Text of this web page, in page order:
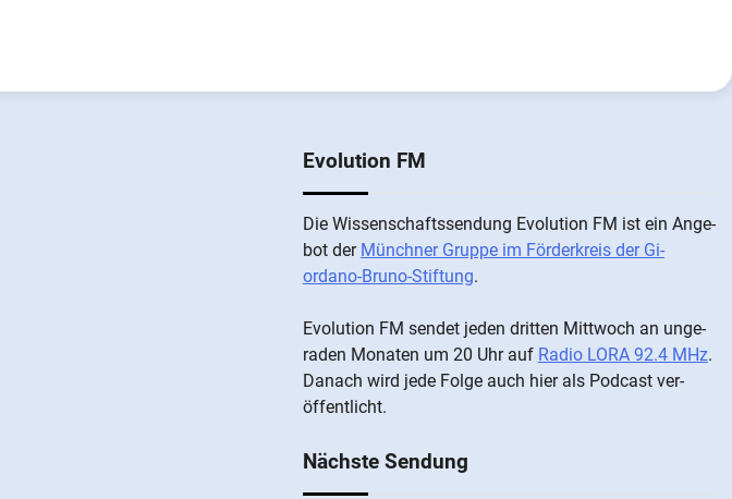
Evolution FM
Die Wis­sen­schafts­send­ung Evolution FM ist ein An­ge­
bot der Münch­ner Grup­pe im För­der­kreis der Gi­
ordano-Bruno-Stiftung.
Evolution FM sen­det je­den drit­ten Mitt­woch an un­ge­
ra­den Mo­nat­en um 20 Uhr auf Radio LORA 92.4 MHz.
Da­nach wird je­de Fol­ge auch hier als Pod­cast ver­
öffentlicht.
Nächste Sendung